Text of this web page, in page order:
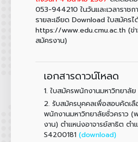
053-944210 ในวันและเวลาราชก
รายละเอียด Download ใบสมัครไ
https://www.edu.cmu.ac.th (ข่
สมัครงาน)
เอกสารดาวน์โหลด
1.ใบสมัครพนักงานมหาวิทยาลัย
2. รับสมัครบุคคลเพื่อสอบคัดเลื
พนักงานมหาวิทยาลัยชั่วคราว (
งาน) ตำแหน่งอาจารย์สาธิต ตำ
S4200181 (download)